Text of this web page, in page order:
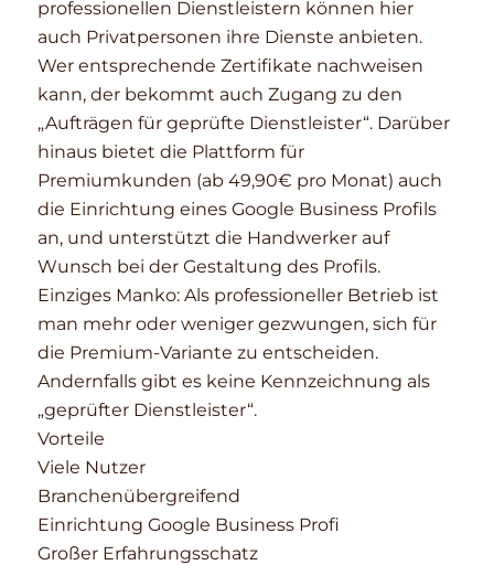
professionellen Dienstleistern können hier
auch Privatpersonen ihre Dienste anbieten.
Wer entsprechende Zertifikate nachweisen
kann, der bekommt auch Zugang zu den
„Aufträgen für geprüfte Dienstleister“. Darüber
hinaus bietet die Plattform für
Premiumkunden (ab 49,90€ pro Monat) auch
die Einrichtung eines Google Business Profils
an, und unterstützt die Handwerker auf
Wunsch bei der Gestaltung des Profils.
Einziges Manko: Als professioneller Betrieb ist
man mehr oder weniger gezwungen, sich für
die Premium-Variante zu entscheiden.
Andernfalls gibt es keine Kennzeichnung als
„geprüfter Dienstleister“.
Vorteile
Viele Nutzer
Branchenübergreifend
Einrichtung Google Business Profi
Großer Erfahrungsschatz